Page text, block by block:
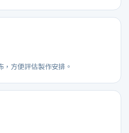
方便評估製作安排。